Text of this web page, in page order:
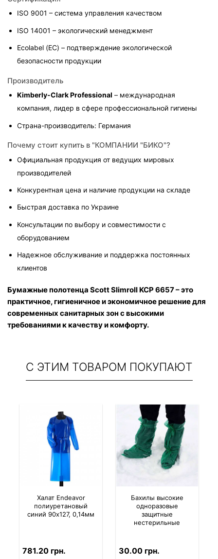
ISO 9001 – система управления качеством
ISO 14001 – экологический менеджмент
Ecolabel (ЕС) – подтверждение экологической
безопасности продукции
Производитель
Kimberly-Clark Professional – международная
компания, лидер в сфере профессиональной гигиены
Страна-производитель: Германия
Почему стоит купить в "КОМПАНИИ "БИКО"?
Официальная продукция от ведущих мировых
производителей
Конкурентная цена и наличие продукции на складе
Быстрая доставка по Украине
Консультации по выбору и совместимости с
оборудованием
Надежное обслуживание и поддержка постоянных
клиентов
Бумажные полотенца Scott Slimroll KCP 6657 – это
практичное, гигиеничное и экономичное решение для
современных санитарных зон с высокими
требованиями к качеству и комфорту.
С ЭТИМ ТОВАРОМ ПОКУПАЮТ
Халат Endeavor
полиуретановый
синий 90х127, 0,14мм
781.20 грн.
Бахилы высокие
одноразовые
защитные
нестерильные
30.00 грн.